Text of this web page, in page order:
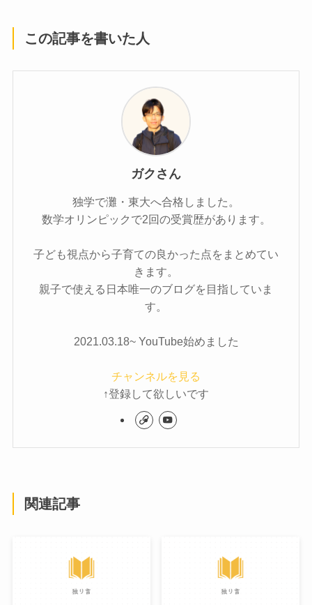
この記事を書いた人
ガクさん
独学で灘・東大へ合格しました。
数学オリンピックで2回の受賞歴があります。
子ども視点から子育ての良かった点をまとめてい
きます。
親子で使える日本唯一のブログを目指していま
す。
2021.03.18~ YouTube始めました
チャンネルを見る
↑登録して欲しいです
関連記事